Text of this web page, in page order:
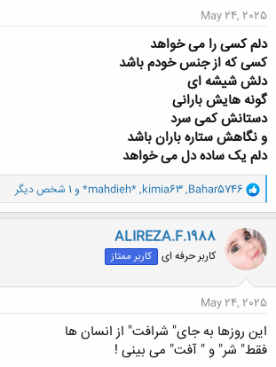
May 24, 2025
دلم کسی را می خواهد
کسی که از جنس خودم باشد
دلش شیشه ای
گونه هایش بارانی
دستانش کمی سرد
و نگاهش ستاره باران باشد
دلم یک ساده دل می خواهد
و
ا
ک
ن
ش
ه
ا
Bahar5746
,
kimia63
,
*mahdieh* و 1 شخص دیگر
ALIREZA.F.1988
کاربر حرفه ای کاربر ممتاز
May 24, 2025
این روزها به جای" شرافت" از انسان ها
فقط" شر" و " آفت" می بینی !